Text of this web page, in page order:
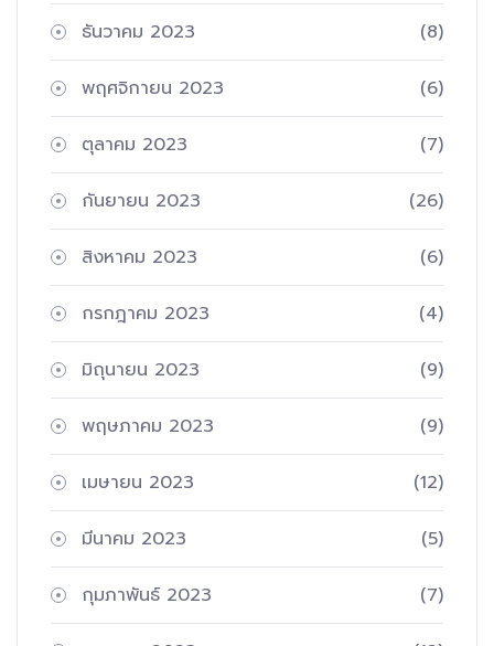
ธันวาคม 2023 (8)
พฤศจิกายน 2023 (6)
ตุลาคม 2023 (7)
กันยายน 2023 (26)
สิงหาคม 2023 (6)
กรกฎาคม 2023 (4)
มิถุนายน 2023 (9)
พฤษภาคม 2023 (9)
เมษายน 2023 (12)
มีนาคม 2023 (5)
กุมภาพันธ์ 2023 (7)